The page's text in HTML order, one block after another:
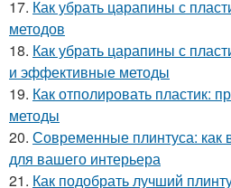
17. Как убрать царапины с
методов
18. Как убрать царапины с
и эффективные методы
19. Как отполировать пластик:
методы
20. Современные плинтуса: как
для вашего интерьера
21. Как подобрать лучший